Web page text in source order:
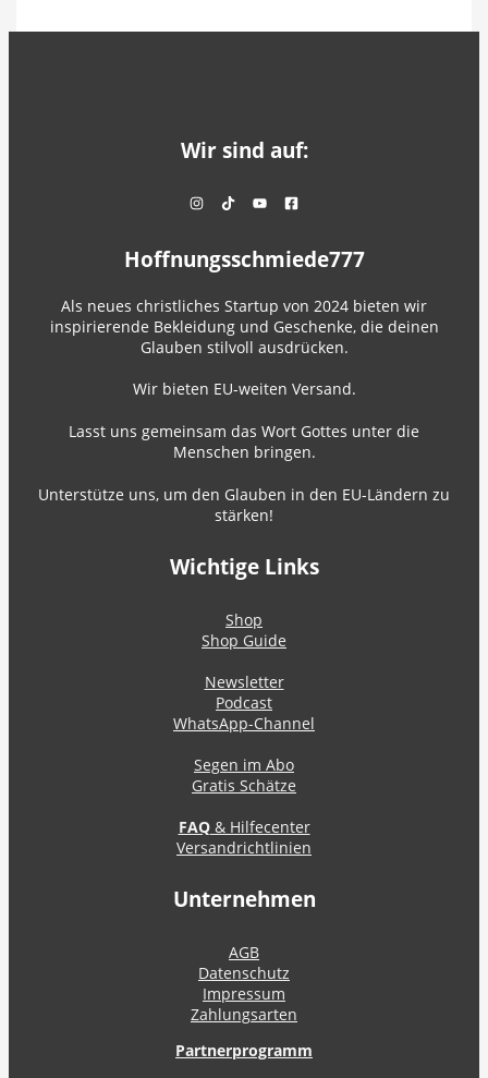
Wir sind auf:
Hoffnungsschmiede777
Als neues christliches Startup von 2024 bieten wir
inspirierende Bekleidung und Geschenke, die deinen
Glauben stilvoll ausdrücken.
Wir bieten EU-weiten Versand.
Lasst uns gemeinsam das Wort Gottes unter die
Menschen bringen.
Unterstütze uns, um den Glauben in den EU-Ländern zu
stärken!
Wichtige Links
Shop
Shop Guide
Newsletter
Podcast
WhatsApp-Channel
Segen im Abo
Gratis Schätze
FAQ& Hilfecenter
Versandrichtlinien
Unternehmen
AGB
Datenschutz
Impressum
Zahlungsarten
Partnerprogramm